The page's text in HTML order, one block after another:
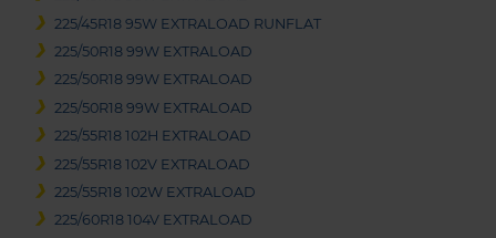
225/45R18 95W EXTRALOAD RUNFLAT
225/50R18 99W EXTRALOAD
225/50R18 99W EXTRALOAD
225/50R18 99W EXTRALOAD
225/55R18 102H EXTRALOAD
225/55R18 102V EXTRALOAD
225/55R18 102W EXTRALOAD
225/60R18 104V EXTRALOAD